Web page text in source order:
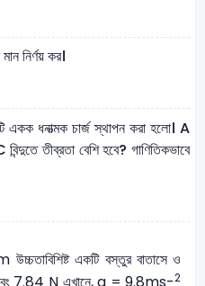
নির্ণয় কর।
একক ধনাত্মক চার্জ স্থাপন করা হলো। A
তীব্রতা বেশি হবে? গাণিতিকভাবে
একটি বস্তুর বাতাসে ও
2